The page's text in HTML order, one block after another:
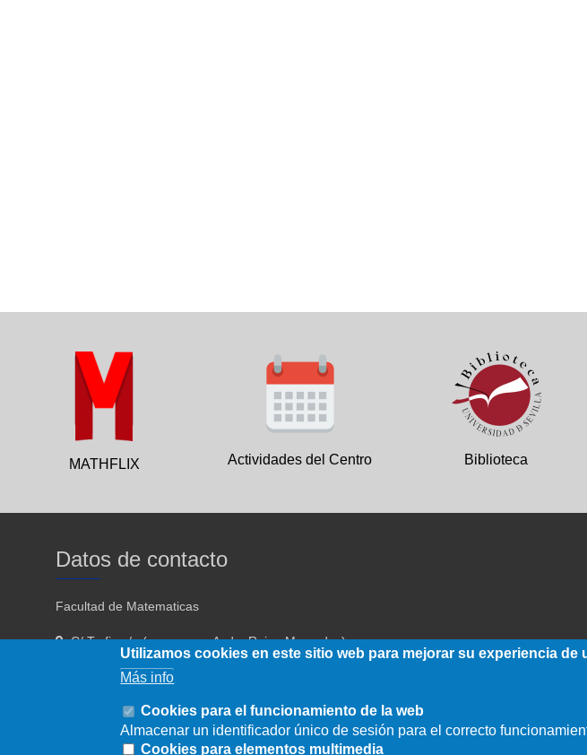
MATHFLIX Actividades del Centro Biblioteca
Datos de contacto
Facultad de Matematicas
C/ Tarfia s/n (acceso por Avda. Reina Mercedes)
Sevilla - 41012
fmatematicas@us.es
Utilizamos cookies en este sitio web para mejorar su experiencia de
Más info
Cookies para el funcionamiento de la web
Almacenar un identificador único de sesión para el correcto
Cookies para elementos multimedia